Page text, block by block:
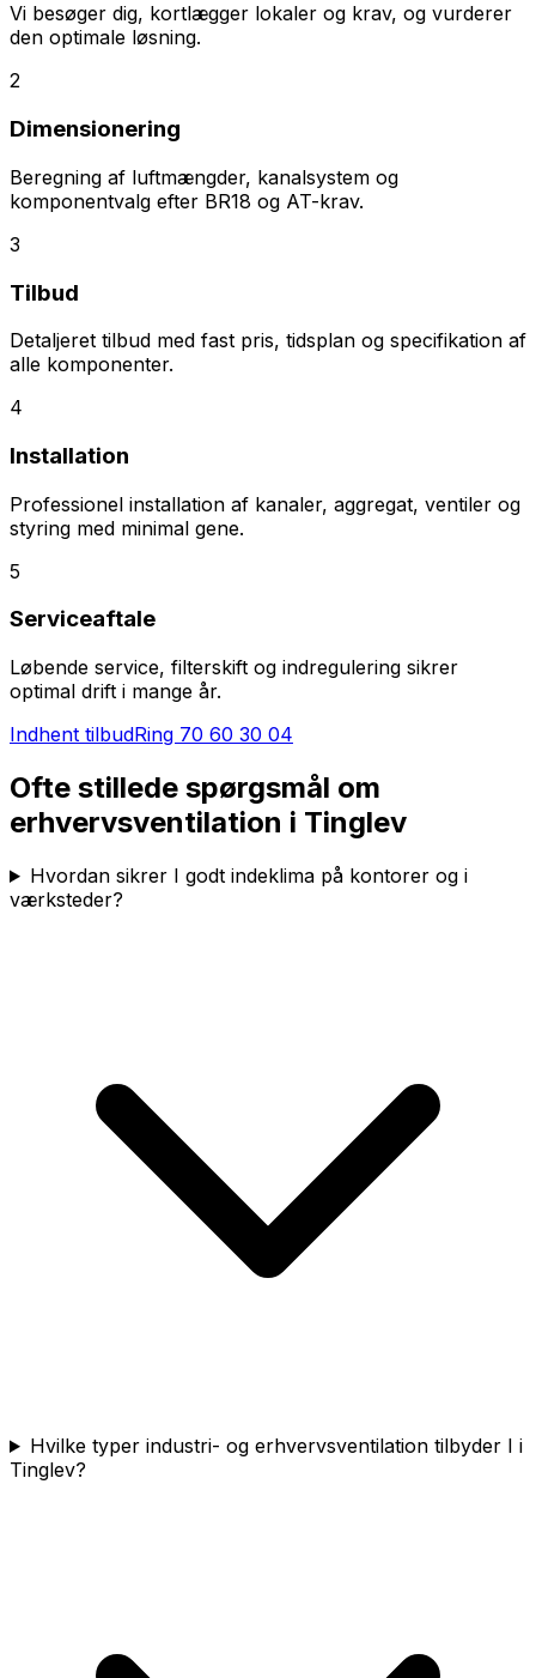
Vi besøger dig, kortlægger lokaler og krav, og vurderer
den optimale løsning.
2
Dimensionering
Beregning af luftmængder, kanalsystem og
komponentvalg efter BR18 og AT-krav.
3
Tilbud
Detaljeret tilbud med fast pris, tidsplan og specifikation af
alle komponenter.
4
Installation
Professionel installation af kanaler, aggregat, ventiler og
styring med minimal gene.
5
Serviceaftale
Løbende service, filterskift og indregulering sikrer
optimal drift i mange år.
Indhent tilbudRing 70 60 30 04
Ofte stillede spørgsmål om
erhvervsventilation i Tinglev
Hvordan sikrer I godt indeklima på kontorer og i
værksteder?
Hvilke typer industri- og erhvervsventilation tilbyder I i
Tinglev?